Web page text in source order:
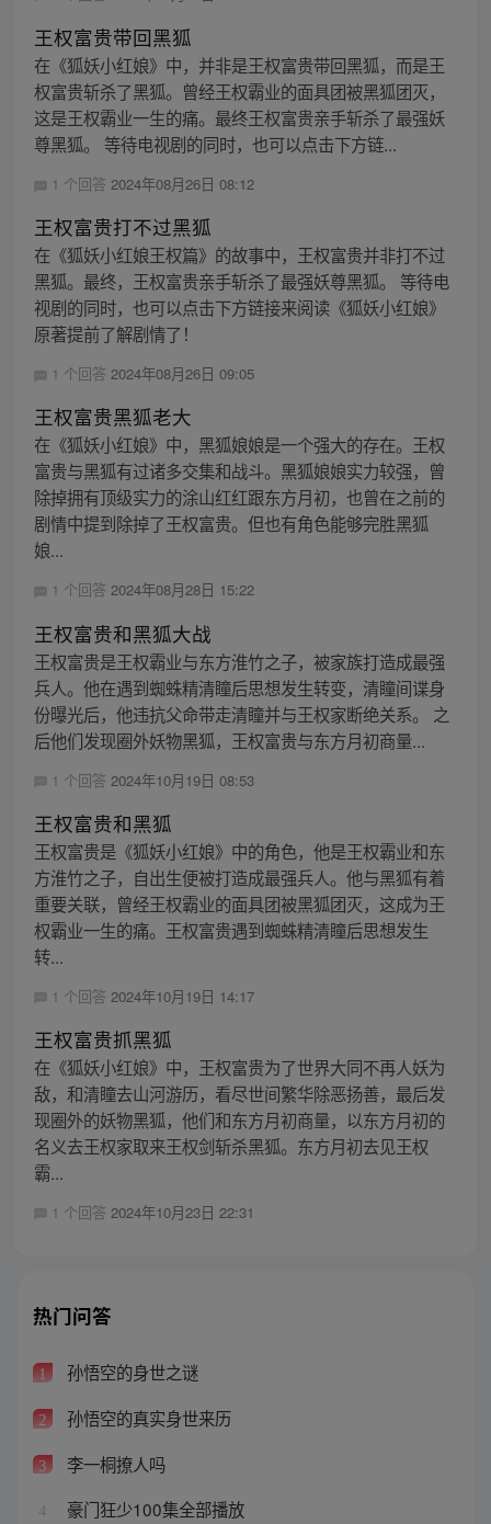
王权富贵带回黑狐
在《狐妖小红娘》中，并非是王权富贵带回黑狐，而是王
权富贵斩杀了黑狐。曾经王权霸业的面具团被黑狐团灭，
这是王权霸业一生的痛。最终王权富贵亲手斩杀了最强妖
尊黑狐。 等待电视剧的同时，也可以点击下方链...
1 个回答 2024年08月26日 08:12
王权富贵打不过黑狐
在《狐妖小红娘王权篇》的故事中，王权富贵并非打不过
黑狐。最终，王权富贵亲手斩杀了最强妖尊黑狐。 等待电
视剧的同时，也可以点击下方链接来阅读《狐妖小红娘》
原著提前了解剧情了！
1 个回答 2024年08月26日 09:05
王权富贵黑狐老大
在《狐妖小红娘》中，黑狐娘娘是一个强大的存在。王权
富贵与黑狐有过诸多交集和战斗。黑狐娘娘实力较强，曾
除掉拥有顶级实力的涂山红红跟东方月初，也曾在之前的
剧情中提到除掉了王权富贵。但也有角色能够完胜黑狐
娘...
1 个回答 2024年08月28日 15:22
王权富贵和黑狐大战
王权富贵是王权霸业与东方淮竹之子，被家族打造成最强
兵人。他在遇到蜘蛛精清瞳后思想发生转变，清瞳间谍身
份曝光后，他违抗父命带走清瞳并与王权家断绝关系。 之
后他们发现圈外妖物黑狐，王权富贵与东方月初商量...
1 个回答 2024年10月19日 08:53
王权富贵和黑狐
王权富贵是《狐妖小红娘》中的角色，他是王权霸业和东
方淮竹之子，自出生便被打造成最强兵人。他与黑狐有着
重要关联，曾经王权霸业的面具团被黑狐团灭，这成为王
权霸业一生的痛。王权富贵遇到蜘蛛精清瞳后思想发生
转...
1 个回答 2024年10月19日 14:17
王权富贵抓黑狐
在《狐妖小红娘》中，王权富贵为了世界大同不再人妖为
敌，和清瞳去山河游历，看尽世间繁华除恶扬善，最后发
现圈外的妖物黑狐，他们和东方月初商量，以东方月初的
名义去王权家取来王权剑斩杀黑狐。东方月初去见王权
霸...
1 个回答 2024年10月23日 22:31
热门问答
1 孙悟空的身世之谜
2 孙悟空的真实身世来历
3 李一桐撩人吗
4 豪门狂少100集全部播放